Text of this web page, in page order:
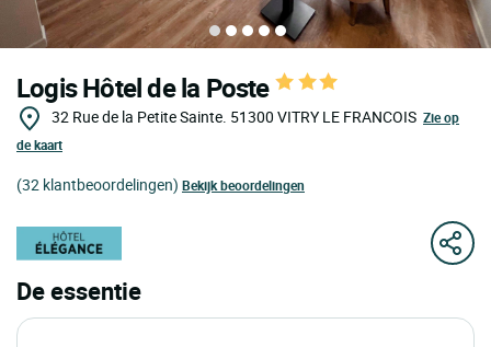
Logis Hôtel de la Poste
32 Rue de la Petite Sainte. 51300 VITRY LE FRANCOIS Zie op
de kaart
(32 klantbeoordelingen) Bekijk beoordelingen
De essentie